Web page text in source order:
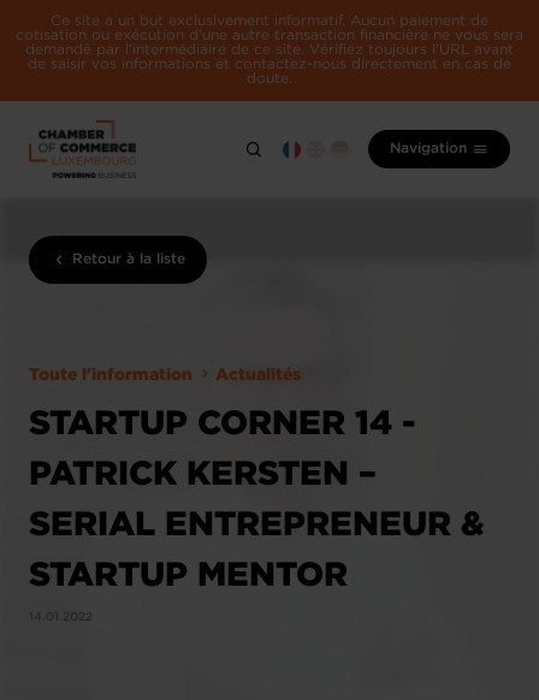
Ce site a un but exclusivement informatif. Aucun paiement de
cotisation ou exécution d'une autre transaction financière ne vous sera
demandé par l'intermédiaire de ce site. Vérifiez toujours l'URL avant
de saisir vos informations et contactez-nous directement en cas de
doute.
Navigation
Retour à la liste
Toute l'information Actualités
STARTUP CORNER 14 -
PATRICK KERSTEN –
SERIAL ENTREPRENEUR &
STARTUP MENTOR
14.01.2022